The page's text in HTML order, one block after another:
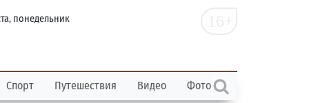
понедельник
Спорт Путешествия Видео Фото